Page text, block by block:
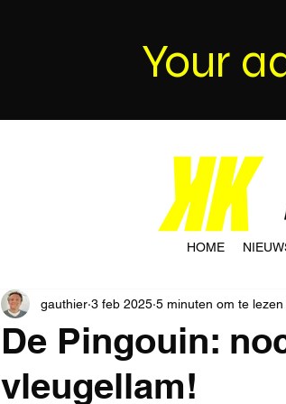
Your
HOME
De Pingouin:
vleugellam!
gauthier 3 feb 2025 5 minuten om te lezen